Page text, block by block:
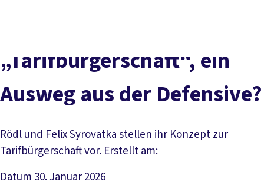
Service
Mitmachen
„Tarifbürgerschaft“, ein
Ausweg aus der Defensive?
Rödl und Felix Syrovatka stellen ihr Konzept zur
Tarifbürgerschaft vor. Erstellt am:
Datum 30. Januar 2026